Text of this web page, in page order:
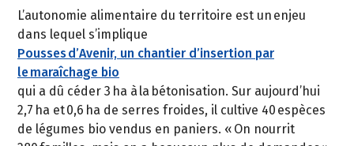
L’autonomie alimentaire du territoire est un enjeu
dans lequel s’implique
Pousses d’Avenir, un chantier d’insertion par
le maraîchage bio
qui a dû céder 3 ha à la bétonisation. Sur aujourd’hui
2,7 ha et 0,6 ha de serres froides, il cultive 40 espèces
de légumes bio vendus en paniers. « On nourrit